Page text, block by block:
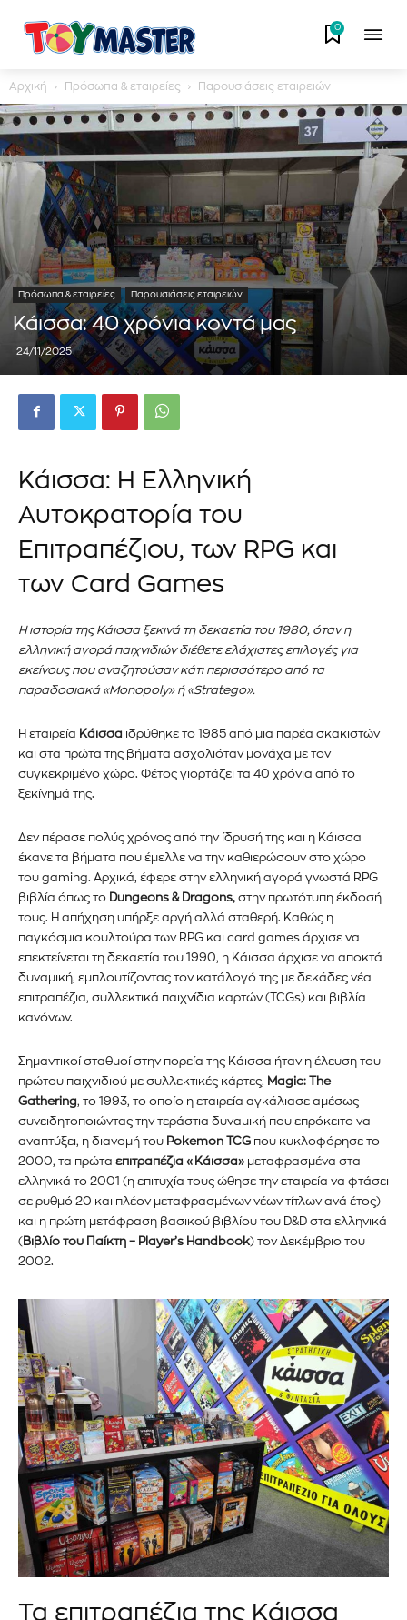
0
Αρχική Πρόσωπα & εταιρείες Παρουσιάσεις εταιρειών
Πρόσωπα & εταιρείες Παρουσιάσεις εταιρειών
Κάισσα: 40 χρόνια κοντά μας
24/11/2025
Κάισσα: Η Ελληνική
Αυτοκρατορία του
Επιτραπέζιου, των RPG και
των Card Games
Η ιστορία της Κάισσα ξεκινά τη δεκαετία του 1980, όταν η
ελληνική αγορά παιχνιδιών διέθετε ελάχιστες επιλογές για
εκείνους που αναζητούσαν κάτι περισσότερο από τα
παραδοσιακά «Monopoly» ή «Stratego».
Η εταιρεία Κάισσα ιδρύθηκε το 1985 από μια παρέα σκακιστών
και στα πρώτα της βήματα ασχολιόταν μονάχα με τον
συγκεκριμένο χώρο. Φέτος γιορτάζει τα 40 χρόνια από το
ξεκίνημά της.
Δεν πέρασε πολύς χρόνος από την ίδρυσή της και η Κάισσα
έκανε τα βήματα που έμελλε να την καθιερώσουν στο χώρο
του gaming. Αρχικά, έφερε στην ελληνική αγορά γνωστά RPG
βιβλία όπως το Dungeons & Dragons, στην πρωτότυπη έκδοσή
τους. Η απήχηση υπήρξε αργή αλλά σταθερή. Καθώς η
παγκόσμια κουλτούρα των RPG και card games άρχισε να
επεκτείνεται τη δεκαετία του 1990, η Κάισσα άρχισε να αποκτά
δυναμική, εμπλουτίζοντας τον κατάλογό της με δεκάδες νέα
επιτραπέζια, συλλεκτικά παιχνίδια καρτών (TCGs) και βιβλία
κανόνων.
Σημαντικοί σταθμοί στην πορεία της Κάισσα ήταν η έλευση του
πρώτου παιχνιδιού με συλλεκτικές κάρτες, Magic: The
Gathering, το 1993, το οποίο η εταιρεία αγκάλιασε αμέσως
συνειδητοποιώντας την τεράστια δυναμική που επρόκειτο να
αναπτύξει, η διανομή του Pokemon TCG που κυκλοφόρησε το
2000, τα πρώτα επιτραπέζια «Κάισσα» μεταφρασμένα στα
ελληνικά το 2001 (η επιτυχία τους ώθησε την εταιρεία να φτάσει
σε ρυθμό 20 και πλέον μεταφρασμένων νέων τίτλων ανά έτος)
και η πρώτη μετάφραση βασικού βιβλίου του D&D στα ελληνικά
( Βιβλίο του Παίκτη – Player’s Handbook) τον Δεκέμβριο του
2002.
Τα επιτραπέζια της Κάισσα